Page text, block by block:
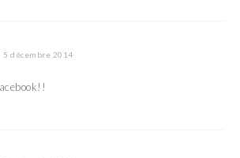
5 décembre 2014